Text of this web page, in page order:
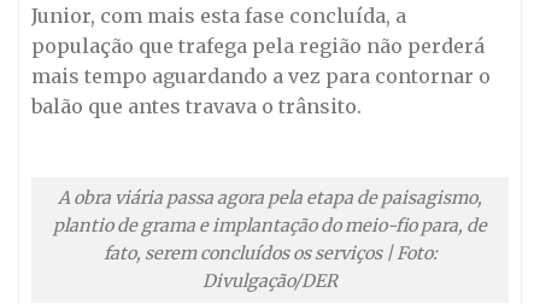
Junior, com mais esta fase concluída, a
população que trafega pela região não perderá
mais tempo aguardando a vez para contornar o
balão que antes travava o trânsito.
A obra viária passa agora pela etapa de paisagismo,
plantio de grama e implantação do meio-fio para, de
fato, serem concluídos os serviços | Foto:
Divulgação/DER